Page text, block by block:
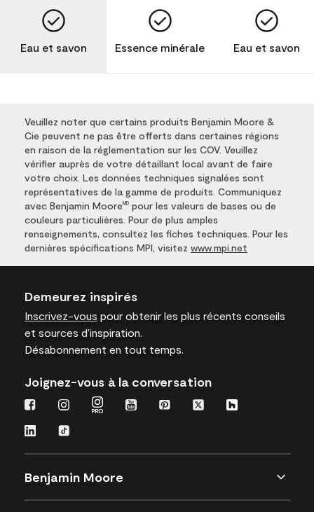
Eau et savon Essence minérale Eau et savon
Veuillez noter que certains produits Benjamin Moore &
Cie peuvent ne pas être offerts dans certaines régions
en raison de la réglementation sur les COV. Veuillez
vérifier auprès de votre détaillant local avant de faire
votre choix. Les données techniques signalées sont
représentatives de la gamme de produits. Communiquez
avec Benjamin Moore MD pour les valeurs de bases ou de
couleurs particulières. Pour de plus amples
renseignements, consultez les fiches techniques. Pour les
dernières spécifications MPI, visitez www.mpi.net
Demeurez inspirés
Inscrivez-vous pour obtenir les plus récents conseils
et sources d’inspiration.
Désabonnement en tout temps.
Joignez-vous à la conversation
Benjamin Moore